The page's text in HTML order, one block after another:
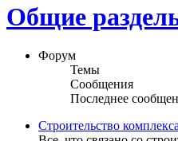
Общие
Форум
Темы
Сообщения
Последнее
Строительство